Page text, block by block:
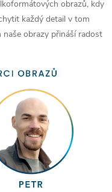
obrazů, kdy
každý detail v tom
obrazy přináší radost